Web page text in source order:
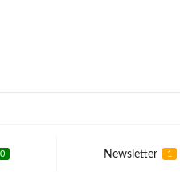
0 Newsletter 1